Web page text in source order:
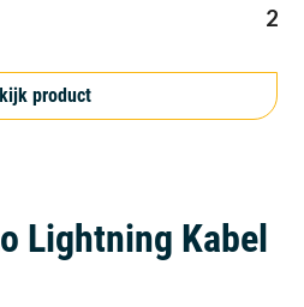
2
product
Lightning Kabel